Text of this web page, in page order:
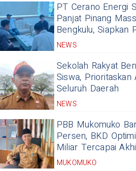
PT Cerano Energi
Panjat Pinang
Bengkulu, Siapkan
NEWS
Sekolah Rakyat
Siswa, Prioritaskan
Seluruh Daerah
NEWS
PBB Mukomuko
Persen, BKD
Miliar Tercapai
MUKOMUKO